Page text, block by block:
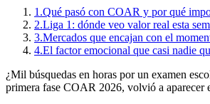
1.Qué pasó con COAR y por qué
2.Liga 1: dónde veo valor real esta
3.Mercados que encajan con el
4.El factor emocional que casi nadie
¿Mil búsquedas en horas por un examen
primera fase COAR 2026, volvió a aparecer